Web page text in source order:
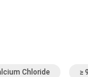
Chloride ≥